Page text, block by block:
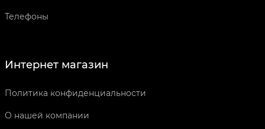
Телефоны
Интернет магазин
Политика конфиденциальности
О нашей компании